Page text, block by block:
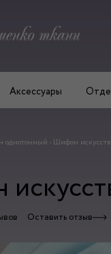
Аксессуары
однотонный - Шифон
Оставить отзыв